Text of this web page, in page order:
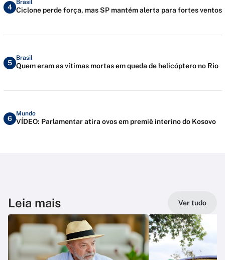
4
Brasil
Ciclone perde força, mas SP mantém alerta para fortes ventos
5
Brasil
Quem eram as vítimas mortas em queda de helicóptero no Rio
6
Mundo
VÍDEO: Parlamentar atira ovos em premiê interino do Kosovo
Leia mais Ver tudo